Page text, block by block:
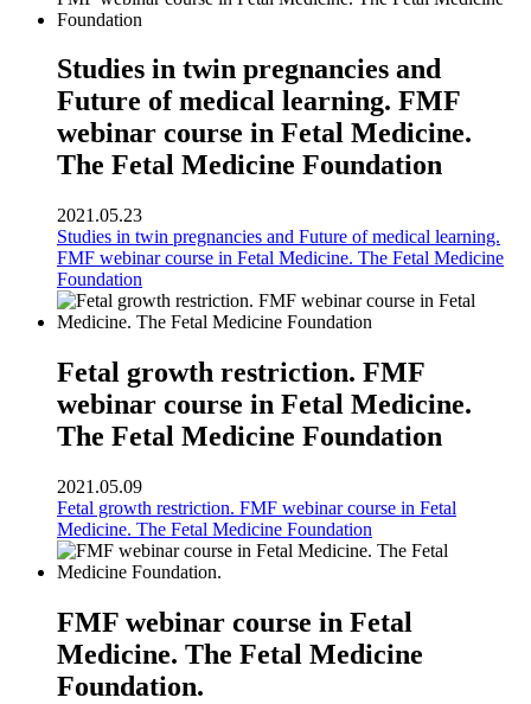
Studies in twin pregnancies and
Future of medical learning. FMF
webinar course in Fetal Medicine.
The Fetal Medicine Foundation
2021.05.23
Studies in twin pregnancies and Future of medical learning.
FMF webinar course in Fetal Medicine. The Fetal Medicine
Foundation
Fetal growth restriction. FMF
webinar course in Fetal Medicine.
The Fetal Medicine Foundation
2021.05.09
Fetal growth restriction. FMF webinar course in Fetal
Medicine. The Fetal Medicine Foundation
FMF webinar course in Fetal
Medicine. The Fetal Medicine
Foundation.